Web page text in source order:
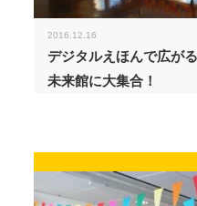
2016.12.16
デジタルえほんで広が
未来館に大集合！